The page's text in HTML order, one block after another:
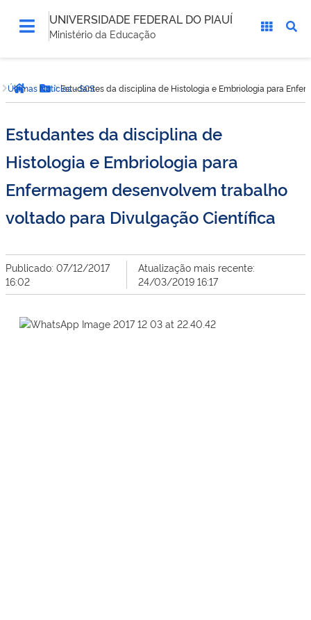
UNIVERSIDADE FEDERAL DO PIAUÍ
Ministério da Educação
está
aqui:Página inicial
Botão Menu
Últimas Notícias - SCSEstudantes da disciplina de Histologia e Embriologia para
Estudantes da disciplina de
Histologia e Embriologia para
Enfermagem desenvolvem trabalho
voltado para Divulgação Científica
Publicado: 07/12/2017
16:02
Atualização mais recente:
24/03/2019 16:17